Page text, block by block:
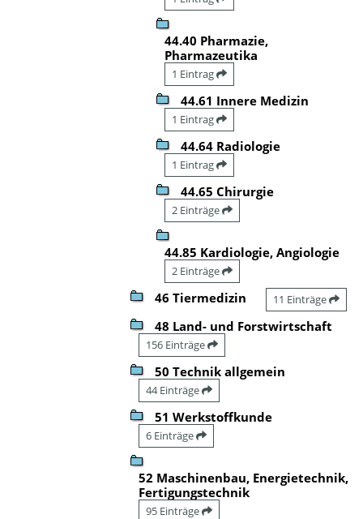
44.40 Pharmazie,
Pharmazeutika
1 Eintrag
44.61 Innere Medizin
1 Eintrag
44.64 Radiologie
1 Eintrag
44.65 Chirurgie
2 Einträge
44.85 Kardiologie, Angiologie
2 Einträge
46 Tiermedizin 11 Einträge
48 Land- und Forstwirtschaft
156 Einträge
50 Technik allgemein
44 Einträge
51 Werkstoffkunde
6 Einträge
52 Maschinenbau, Energietechnik,
Fertigungstechnik
95 Einträge